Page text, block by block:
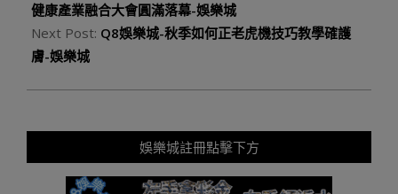
健康產業融合大會圓滿落幕-娛樂城
Next Post: Q8娛樂城-秋季如何正老虎機技巧教學確護
膚-娛樂城
娛樂城註冊點擊下方